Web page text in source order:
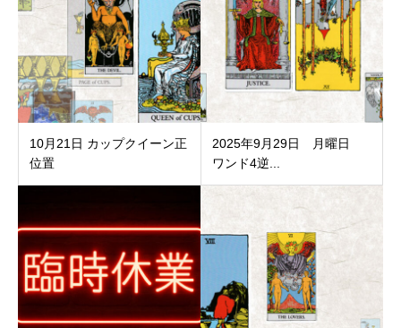
10月21日 カップクイーン正
位置
2025年9月29日 月曜日
ワンド4逆...